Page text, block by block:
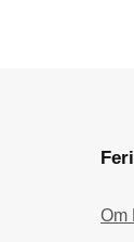
Om